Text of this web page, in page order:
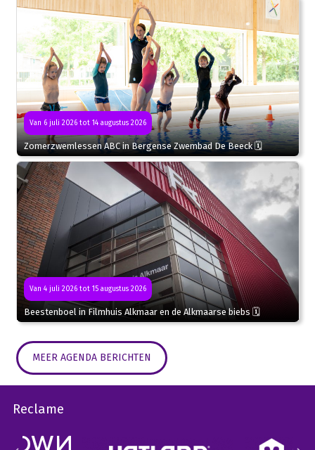
Van 6 juli 2026 tot 14 augustus 2026
Zomerzwemlessen ABC in Bergense Zwembad De Beeck 🗓
Van 4 juli 2026 tot 15 augustus 2026
Beestenboel in Filmhuis Alkmaar en de Alkmaarse biebs 🗓
MEER AGENDA BERICHTEN
Reclame